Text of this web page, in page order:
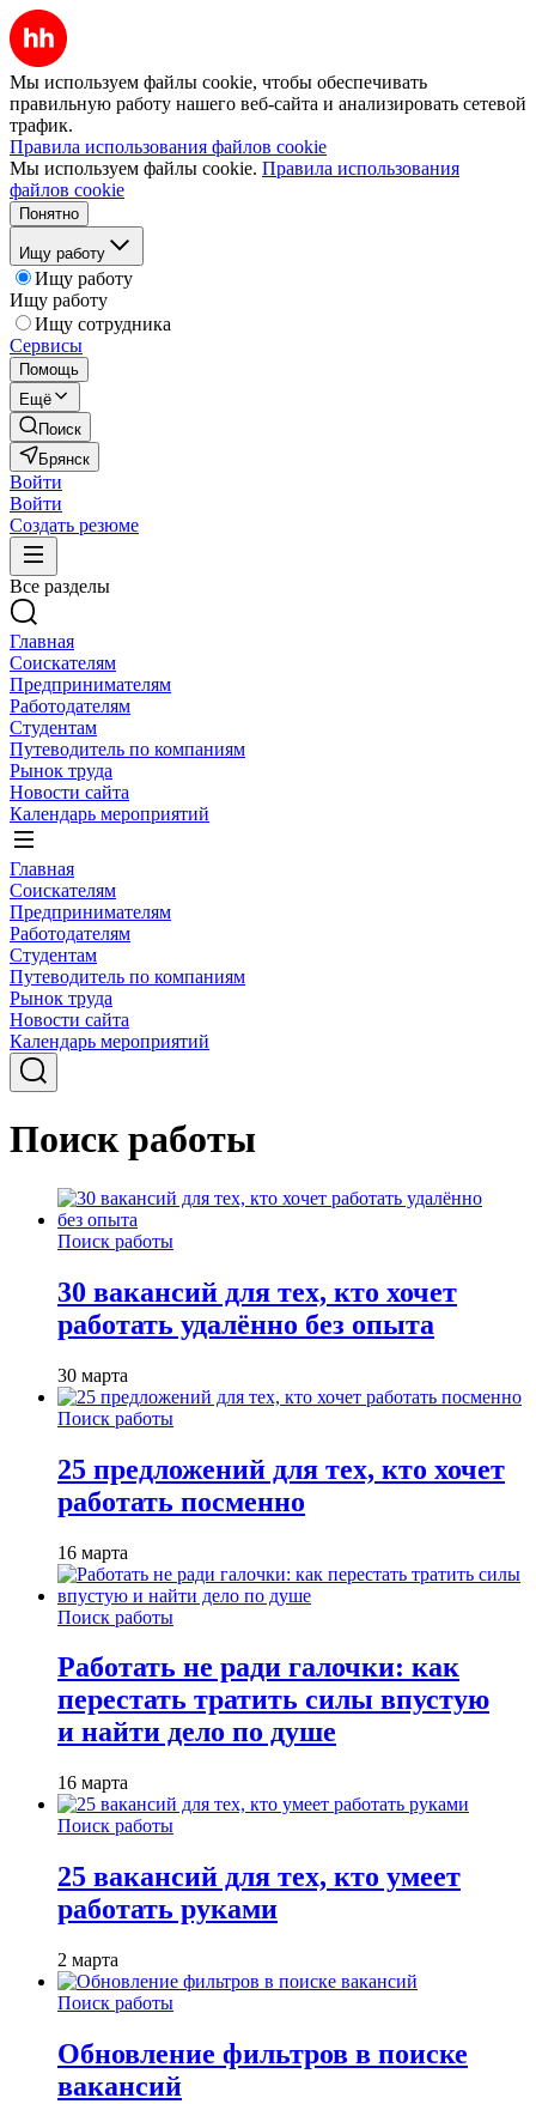
Мы используем файлы cookie, чтобы обеспечивать
правильную работу нашего веб-сайта и анализировать сетевой
трафик.
Правила использования файлов cookie
Мы используем файлы cookie. Правила использования
файлов cookie
Понятно
Ищу работу
Ищу работу
Ищу работу
Ищу сотрудника
Сервисы
Помощь
Ещё
Поиск
Брянск
Войти
Войти
Создать резюме
Все разделы
Главная
Соискателям
Предпринимателям
Работодателям
Студентам
Путеводитель по компаниям
Рынок труда
Новости сайта
Календарь мероприятий
Главная
Соискателям
Предпринимателям
Работодателям
Студентам
Путеводитель по компаниям
Рынок труда
Новости сайта
Календарь мероприятий
Поиск работы
Поиск работы
30 вакансий для тех, кто хочет
работать удалённо без опыта
30 марта
Поиск работы
25 предложений для тех, кто хочет
работать посменно
16 марта
Поиск работы
Работать не ради галочки: как
перестать тратить силы впустую
и найти дело по душе
16 марта
Поиск работы
25 вакансий для тех, кто умеет
работать руками
2 марта
Поиск работы
Обновление фильтров в поиске
вакансий